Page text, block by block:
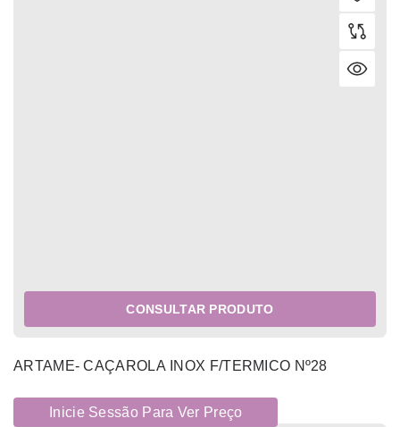
CONSULTAR PRODUTO
ARTAME- CAÇAROLA INOX F/TERMICO Nº28
Inicie Sessão Para Ver Preço